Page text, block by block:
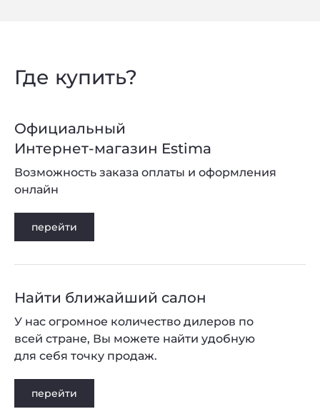
Где купить?
Официальный
Интернет-магазин Estima
перейти
Возможность заказа оплаты и оформления
онлайн
Найти ближайший салон
перейти
У нас огромное количество дилеров по
всей стране, Вы можете найти удобную
для себя точку продаж.